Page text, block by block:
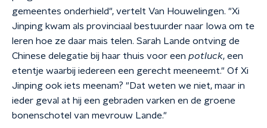
gemeentes onderhield", vertelt Van Houwelingen. "Xi
Jinping kwam als provinciaal bestuurder naar Iowa om te
leren hoe ze daar mais telen. Sarah Lande ontving de
Chinese delegatie bij haar thuis voor een potluck, een
etentje waarbij iedereen een gerecht meeneemt." Of Xi
Jinping ook iets meenam? "Dat weten we niet, maar in
ieder geval at hij een gebraden varken en de groene
bonenschotel van mevrouw Lande."